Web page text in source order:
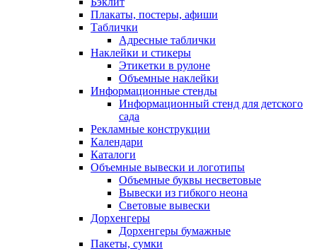
Плакаты, постеры, афиши
Таблички
Адресные таблички
Наклейки и стикеры
Этикетки в рулоне
Объемные наклейки
Информационные стенды
Информационный стенд для детского
сада
Рекламные конструкции
Календари
Каталоги
Объемные вывески и логотипы
Объемные буквы несветовые
Вывески из гибкого неона
Световые вывески
Дорхенгеры
Дорхенгеры бумажные
Пакеты, сумки